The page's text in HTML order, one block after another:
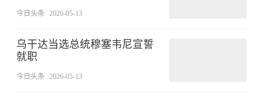
今日头条 2026-05-13
乌干达当选总统穆塞韦尼宣誓
就职
今日头条 2026-05-13